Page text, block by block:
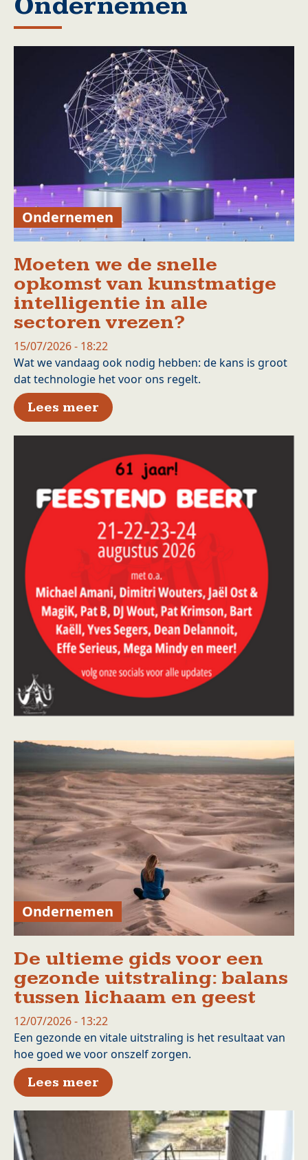
Ondernemen
Moeten we de snelle
opkomst van kunstmatige
intelligentie in alle
sectoren vrezen?
15/07/2026 - 18:22
Wat we vandaag ook nodig hebben: de kans is groot
dat technologie het voor ons regelt.
Lees meer over Moeten we de snelle
Ondernemen
De ultieme gids voor een
gezonde uitstraling: balans
tussen lichaam en geest
12/07/2026 - 13:22
Een gezonde en vitale uitstraling is het resultaat van
hoe goed we voor onszelf zorgen.
Lees meer over De ultieme gids voor